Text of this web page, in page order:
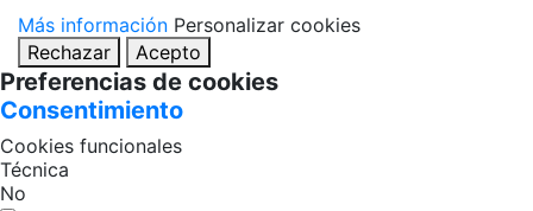
Más información Personalizar cookies
Rechazar
Acepto
Preferencias de cookies
Consentimiento
Cookies funcionales
Técnica
No